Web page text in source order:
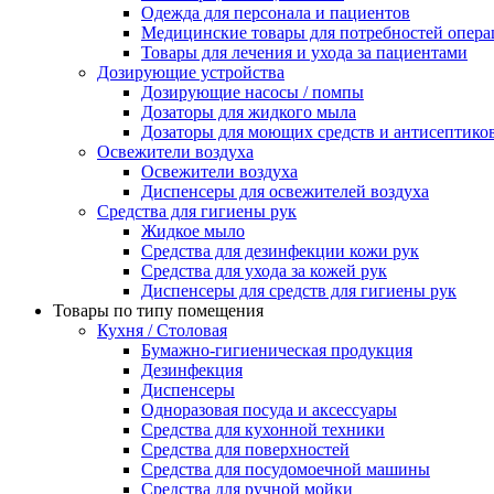
Одежда для персонала и пациентов
Медицинские товары для потребностей
Товары для лечения и ухода за пациентами
Дозирующие устройства
Дозирующие насосы / помпы
Дозаторы для жидкого мыла
Дозаторы для моющих средств и
Освежители воздуха
Освежители воздуха
Диспенсеры для освежителей воздуха
Средства для гигиены рук
Жидкое мыло
Средства для дезинфекции кожи рук
Средства для ухода за кожей рук
Диспенсеры для средств для гигиены рук
Товары по типу помещения
Кухня / Столовая
Бумажно-гигиеническая продукция
Дезинфекция
Диспенсеры
Одноразовая посуда и аксессуары
Средства для кухонной техники
Средства для поверхностей
Средства для посудомоечной машины
Средства для ручной мойки